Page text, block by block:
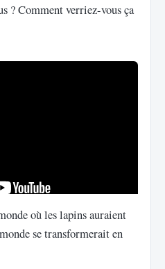
? Comment verriez-vous ça
où les lapins auraient
se transformerait en